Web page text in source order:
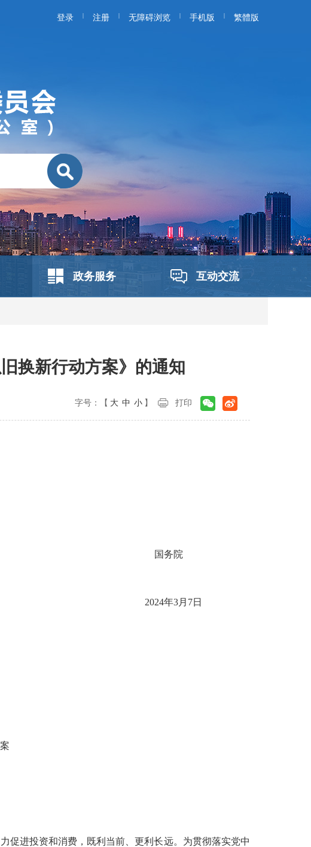
登录 | 注册 | 无障碍浏览 | 手机版 | 繁體版
政务服务 互动交流
换新行动方案》的通知
字号：【 大 中 小 】 打印
国务院
2024年3月7日
促进投资和消费，既利当前、更利长远。为贯彻落实党中